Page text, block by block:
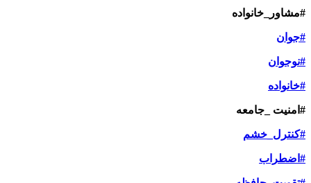
#مشاور_خانواده
#جوان
#نوجوان
#خانواده
#امنیت _جامعه
#کنترل_خشم
#اضطراب